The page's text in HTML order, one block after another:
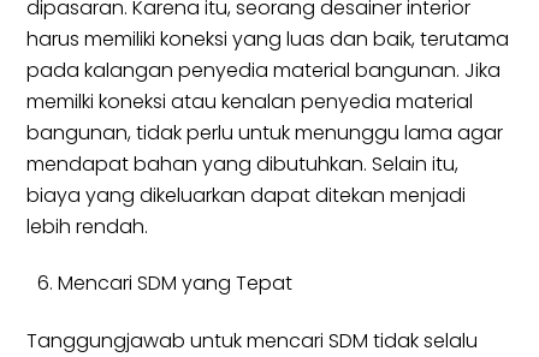
dipasaran. Karena itu, seorang desainer interior
harus memiliki koneksi yang luas dan baik, terutama
pada kalangan penyedia material bangunan. Jika
memilki koneksi atau kenalan penyedia material
bangunan, tidak perlu untuk menunggu lama agar
mendapat bahan yang dibutuhkan. Selain itu,
biaya yang dikeluarkan dapat ditekan menjadi
lebih rendah.
Mencari SDM yang Tepat
Tanggungjawab untuk mencari SDM tidak selalu